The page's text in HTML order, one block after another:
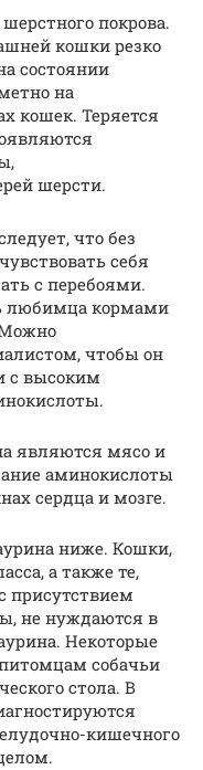
покрова.
кошки резко
состоянии
на
кошек. Теряется
шерсти.
что без
себя
с перебоями.
любимца кормами
чтобы он
с высоким
являются мясо и
аминокислоты
сердца и мозге.
ниже. Кошки,
а также те,
присутствием
не нуждаются в
Некоторые
собачьи
стола. В
кишечного